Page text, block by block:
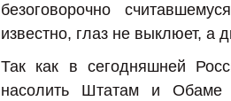
безоговорочно
известно, глаз не выклюет, а
Так как в сегодняшней
насолить Штатам и